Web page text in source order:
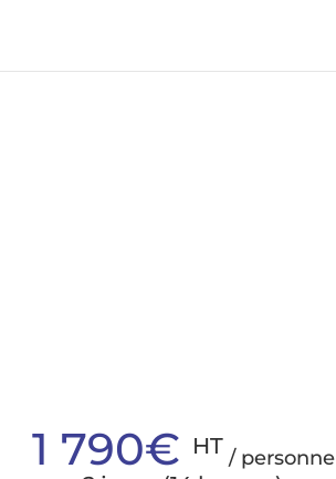
1 790€ HT / personne